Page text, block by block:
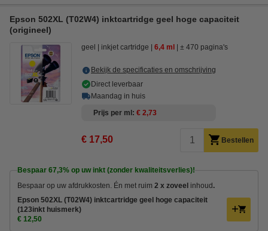
Epson 502XL (T02W4) inktcartridge geel hoge capaciteit
(origineel)
geel inkjet cartridge 6,4 ml ± 470 pagina's
Bekijk de specificaties en omschrijving
Direct leverbaar
Maandag in huis
Prijs per ml
€ 2,73
€ 17,50 Bestellen
Bespaar 67,3% op uw inkt (zonder kwaliteitsverlies)!
Bespaar op uw afdrukkosten. Én met ruim 2 x zoveel inhoud .
Epson 502XL (T02W4) inktcartridge geel hoge capaciteit
(123inkt huismerk)
€ 12,50